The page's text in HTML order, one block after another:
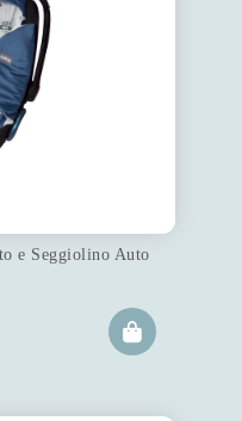
e Seggiolino Auto